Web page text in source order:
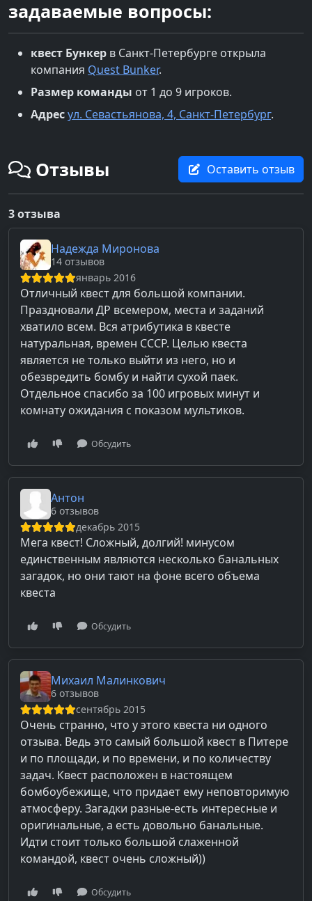
задаваемые вопросы:
квест Бункер в Санкт-Петербурге открыла
компания Quest Bunker.
Размер команды от 1 до 9 игроков.
Адресул. Севастьянова, 4, Санкт-Петербург.
Отзывы Оставить отзыв
3 отзыва
Надежда Миронова
14 отзывов
январь 2016
Отличный квест для большой компании.
Праздновали ДР всемером, места и заданий
хватило всем. Вся атрибутика в квесте
натуральная, времен СССР. Целью квеста
является не только выйти из него, но и
обезвредить бомбу и найти сухой паек.
Отдельное спасибо за 100 игровых минут и
комнату ожидания с показом мультиков.
Обсудить
Антон
6 отзывов
декабрь 2015
Мега квест! Сложный, долгий! минусом
единственным являются несколько банальных
загадок, но они тают на фоне всего объема
квеста
Обсудить
Михаил Малинкович
6 отзывов
сентябрь 2015
Очень странно, что у этого квеста ни одного
отзыва. Ведь это самый большой квест в Питере
и по площади, и по времени, и по количеству
задач. Квест расположен в настоящем
бомбоубежище, что придает ему неповторимую
атмосферу. Загадки разные-есть интересные и
оригинальные, а есть довольно банальные.
Идти стоит только большой слаженной
командой, квест очень сложный))
Обсудить